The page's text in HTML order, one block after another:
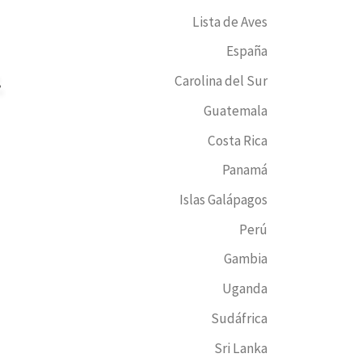
Lista de Aves
España
Carolina del Sur
Guatemala
Costa Rica
Panamá
Islas Galápagos
Perú
Gambia
Uganda
Sudáfrica
Sri Lanka